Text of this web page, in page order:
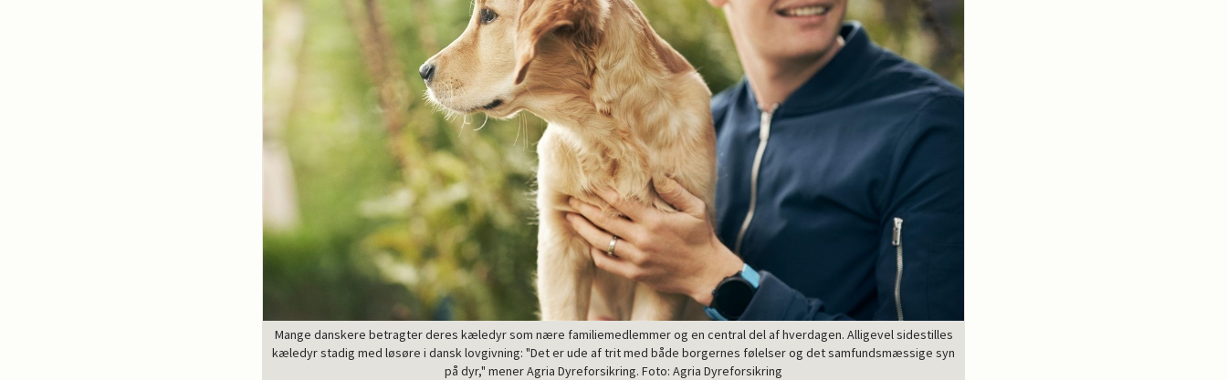
Mange danskere betragter deres kæledyr som nære familiemedlemmer og en central del af hverdagen. Alligevel sidestilles
kæledyr stadig med løsøre i dansk lovgivning: "Det er ude af trit med både borgernes følelser og det samfundsmæssige syn
på dyr," mener Agria Dyreforsikring. Foto: Agria Dyreforsikring